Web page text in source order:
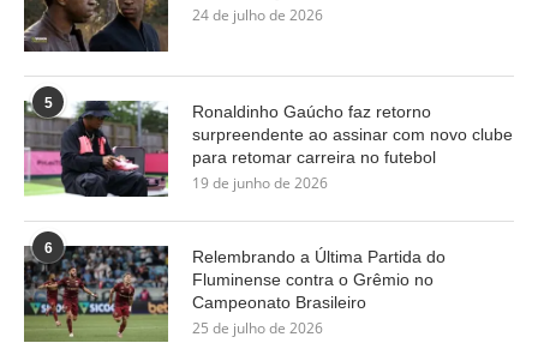
24 de julho de 2026
5
Ronaldinho Gaúcho faz retorno
surpreendente ao assinar com novo clube
para retomar carreira no futebol
19 de junho de 2026
6
Relembrando a Última Partida do
Fluminense contra o Grêmio no
Campeonato Brasileiro
25 de julho de 2026